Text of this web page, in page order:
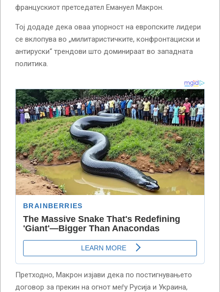
францускиот претседател Емануел Макрон.
Тој додаде дека оваа упорност на европските лидери
се вклопува во „милитаристичките, конфронтациски и
антируски“ трендови што доминираат во западната
политика.
Претходно, Макрон изјави дека по постигнувањето
договор за прекин на огнот меѓу Русија и Украина,